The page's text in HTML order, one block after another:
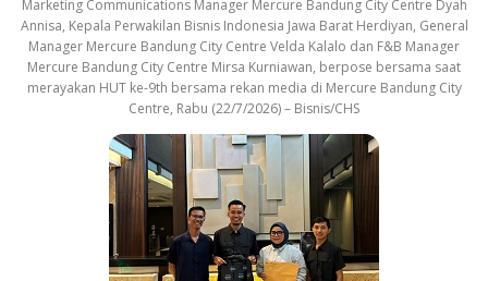
Marketing Communications Manager Mercure Bandung City Centre Dyah
Annisa, Kepala Perwakilan Bisnis Indonesia Jawa Barat Herdiyan, General
Manager Mercure Bandung City Centre Velda Kalalo dan F&B Manager
Mercure Bandung City Centre Mirsa Kurniawan, berpose bersama saat
merayakan HUT ke-9th bersama rekan media di Mercure Bandung City
Centre, Rabu (22/7/2026) – Bisnis/CHS